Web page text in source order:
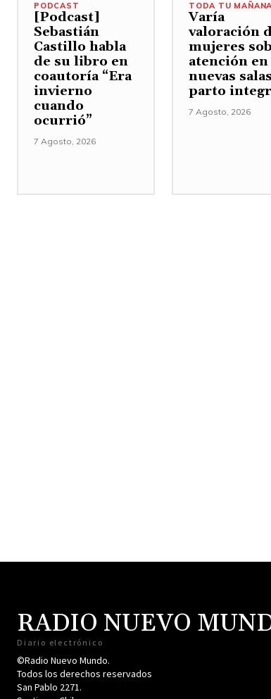
PODCAST
[Podcast]
Sebastián
Castillo habla
de su libro en
coautoría “Era
invierno
cuando
ocurrió”
7 Agosto, 2026
TODA TU
Varía
valoración
mujeres
atención en
nuevas
parto
7 Agosto, 2026
RADIO NUEVO
Diario electrónico
©Radio Nuevo Mundo.
Todos los derechos reservados
San Pablo 2271.